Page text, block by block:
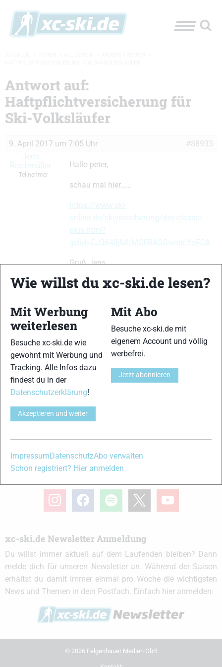
Antwort auf:
Haftpflichtversicherung für
Ski-Volksläufer
9. April 2017 um 7:05 Uhr
#88933
Jens
Rischmüller
Teilnehmer
Hallo peter,
schau mal hier……
https://www.ski-
online.de/skiversicherung/dsv-classic-
plus.html?
gclid=CJ3648jMltMCFRASGwodcYsFCA
Gruß Jens
xc-ski.de ist DAS deutschsprachige Portal mit aktuellen
News aus dem Skilanglauf, Biathlon und der Nordischen
Kombination, einer Loipendatenbank, Langlauf -Community
und allem was du sonst noch über deine Lieblingssportarten
wissen solltest.
ObSkilanglauf-Anfänger oder Profi-Sportler, wir haben
immer ein offenes Ohr für dich! Du kannst uns jederzeit über
instagramfacebook spotify youtube
xc-ski.de Newsletter Anmeldung
Du willst immer aktuell auf dem Laufenden bleiben? Dann
melde dich für unseren Newsletter an. Während der Saison
erhältst du damit immer einmal pro Woche die wichtigsten
News und Themen in dein Postfach. Einfach hier anmelden:
© 2026 Felgenhauer Medien GbR
Wie willst du xc-ski.de lesen?
Mit Werbung
weiterlesen
Besuche xc-ski.de wie
gewohnt mit Werbung und
Tracking. Alle Infos dazu
findest du in der
Datenschutzerklärung!
Akzeptieren und weiter
Mit Abo
Besuche xc-ski.de mit
eigenem Account und völlig
werbefrei.
Jetzt abonnieren
Impressum DatenschutzAbo verwalten
Schon registriert? Hier anmelden